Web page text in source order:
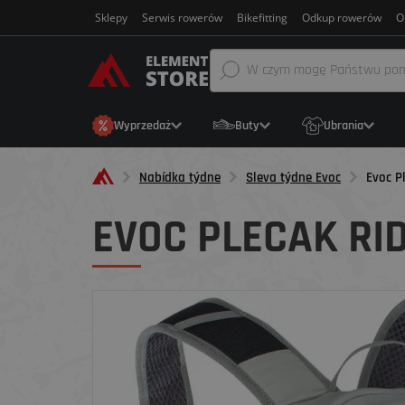
Sklepy Serwis rowerów Bikefitting Odkup rowerów
Wyprzedaż Buty Ubrania
Nabídka týdne Sleva týdne Evoc Evoc
EVOC PLECAK